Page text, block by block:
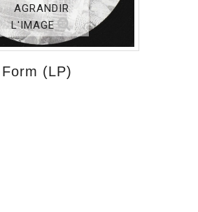
AGRANDIR
L'IMAGE
(LP)